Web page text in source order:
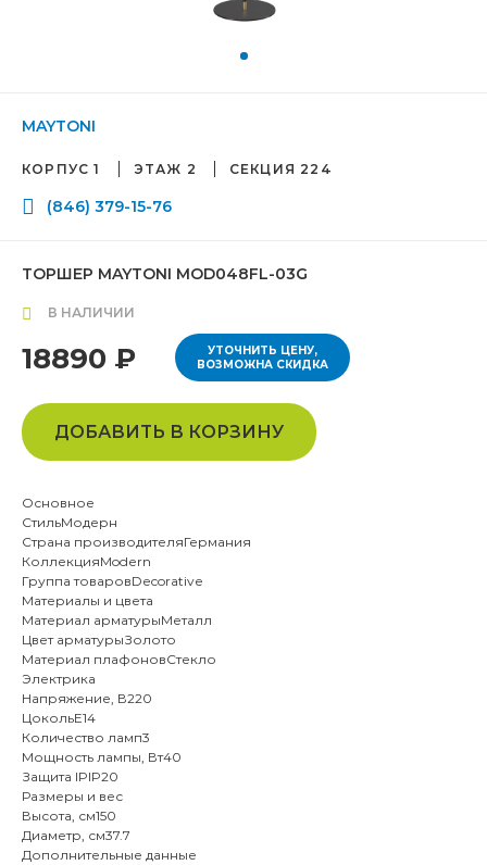
MAYTONI
КОРПУС 1 ЭТАЖ 2 СЕКЦИЯ 224
(846) 379-15-76
ТОРШЕР MAYTONI MOD048FL-03G
В НАЛИЧИИ
18890 ₽
УТОЧНИТЬ ЦЕНУ,
ВОЗМОЖНА СКИДКА
ДОБАВИТЬ В КОРЗИНУ
Основное
СтильМодерн
Страна производителяГермания
КоллекцияModern
Группа товаровDecorative
Материалы и цвета
Материал арматурыМеталл
Цвет арматурыЗолото
Материал плафоновСтекло
Электрика
Напряжение, В220
ЦокольE14
Количество ламп3
Мощность лампы, Вт40
Защита IPIP20
Размеры и вес
Высота, см150
Диаметр, см37.7
Дополнительные данные